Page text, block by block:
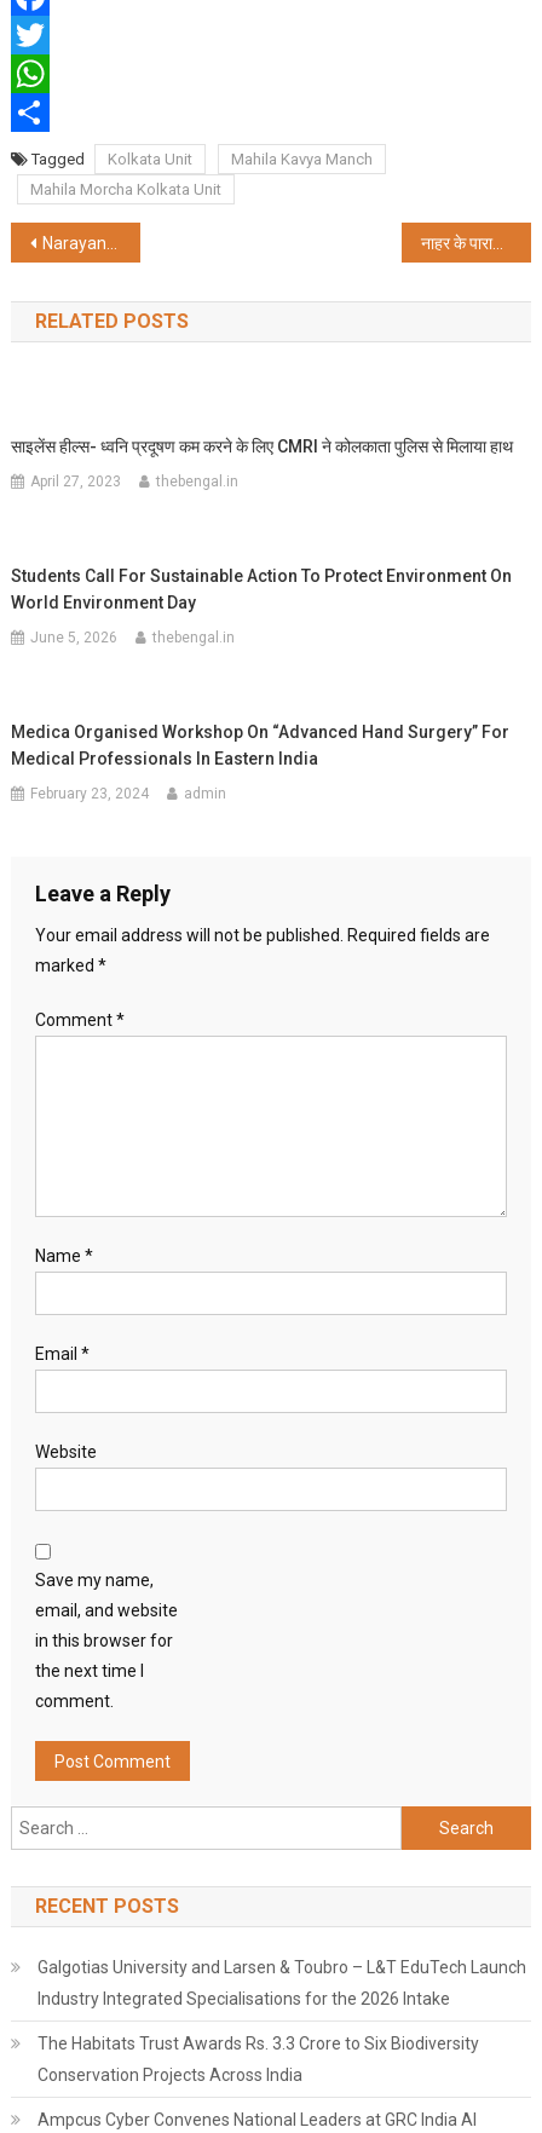
Facebook
Twitter
WhatsApp
ShareTagged Kolkata Unit
Mahila Kavya Manch
Mahila Morcha Kolkata Unit
Post
navigation
Narayana Multispeciality Hospital ने मेडिकल ऑन्कोलॉजी सेवाओं की कि शुरुआत नाहर के पारामाउंट एकेडमी के छात्र आनंद ने 10वीं बोर्ड में 95 प्रतिशत अंक लाकर बढ़ाया मान
RELATED POSTS
साइलेंस हील्स- ध्वनि प्रदूषण कम करने के लिए CMRI ने कोलकाता पुलिस से मिलाया हाथ
April 27, 2023 thebengal.in
Students Call For Sustainable Action To Protect Environment On
World Environment Day
June 5, 2026 thebengal.in
Medica Organised Workshop On “Advanced Hand Surgery” For
Medical Professionals In Eastern India
February 23, 2024 admin
Leave a Reply
Your email address will not be published.
Required fields are
marked *
Comment*
Name *
Email *
Website
Save my name,
email, and website
in this browser for
the next time I
comment.
Search
for:
RECENT POSTS
Galgotias University and Larsen & Toubro – L&T EduTech Launch
Industry Integrated Specialisations for the 2026 Intake
The Habitats Trust Awards Rs. 3.3 Crore to Six Biodiversity
Conservation Projects Across India
Ampcus Cyber Convenes National Leaders at GRC India AI